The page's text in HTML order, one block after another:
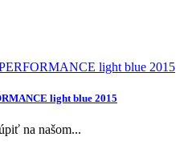
light blue 2015
na našom...